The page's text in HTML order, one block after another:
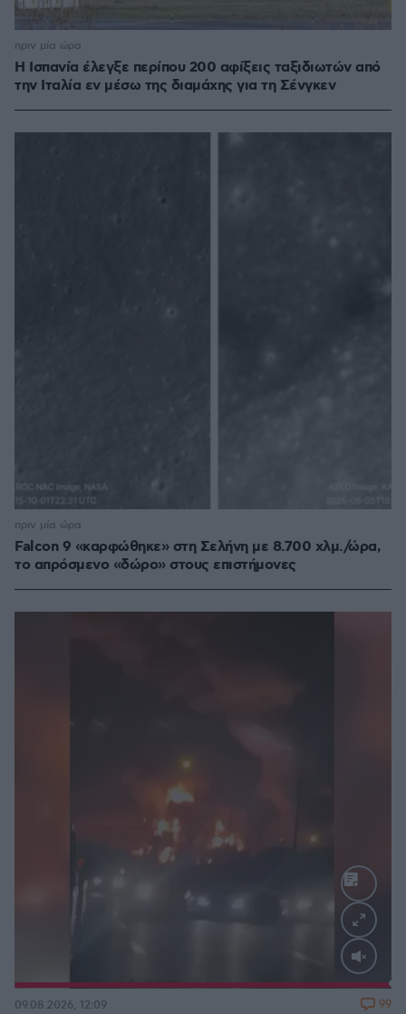
Η Ισπανία έλεγξε περίπου 200 αφίξεις ταξιδιωτών από
την Ιταλία εν μέσω της διαμάχης για τη Σένγκεν
πριν μία ώρα
Falcon 9 «καρφώθηκε» στη Σελήνη με 8.700 χλμ./ώρα,
το απρόσμενο «δώρο» στους επιστήμονες
πριν μία ώρα
Loaded:
09.08.2026, 12:09 99